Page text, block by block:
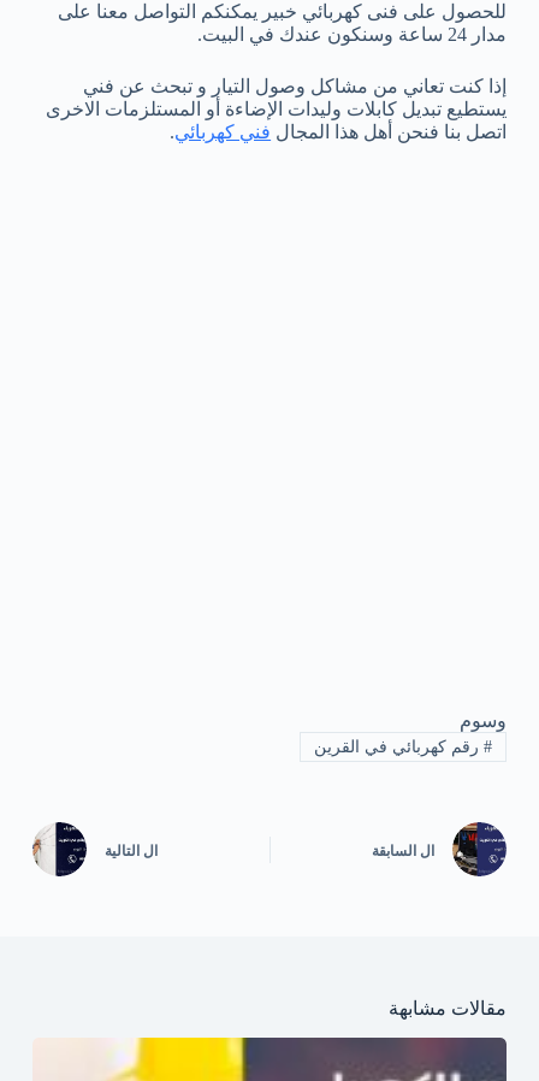
للحصول على فنى كهربائي خبير يمكنكم التواصل معنا على
مدار 24 ساعة وسنكون عندك في البيت.
إذا كنت تعاني من مشاكل وصول التيار و تبحث عن فني
يستطيع تبديل كابلات وليدات الإضاءة أو المستلزمات الاخرى
اتصل بنا فنحن أهل هذا المجال فني كهربائي.
وسوم
#رقم كهربائي في القرين
ال السابقة ال التالية
مقالات مشابهة